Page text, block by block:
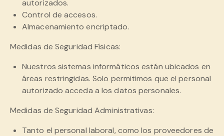
autorizados.
Control de accesos.
Almacenamiento encriptado.
Medidas de Seguridad Físicas:
Nuestros sistemas informáticos están ubicados en
áreas restringidas. Solo permitimos que el personal
autorizado acceda a los datos personales.
Medidas de Seguridad Administrativas:
Tanto el personal laboral, como los proveedores de